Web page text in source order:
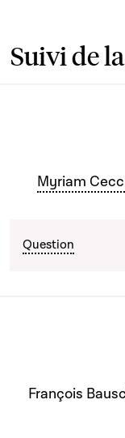
Suivi de
Myriam
Question
François